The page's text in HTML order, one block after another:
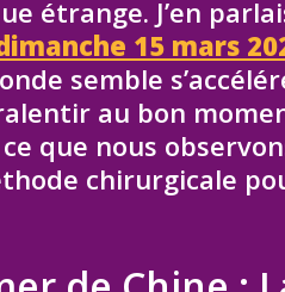
étrange. J’en
15 mars
semble
au bon
que nous
chirurgicale